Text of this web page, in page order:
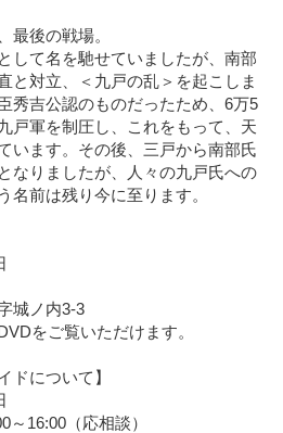
最後の戦場。
して名を馳せていましたが、南部
と対立、＜九戸の乱＞を起こしま
秀吉公認のものだったため、6万5
戸軍を制圧し、これをもって、天
います。その後、三戸から南部氏
なりましたが、人々の九戸氏への
名前は残り今に至ります。
城ノ内3-3
をご覧いただけます。
ドについて】
16:00（応相談）